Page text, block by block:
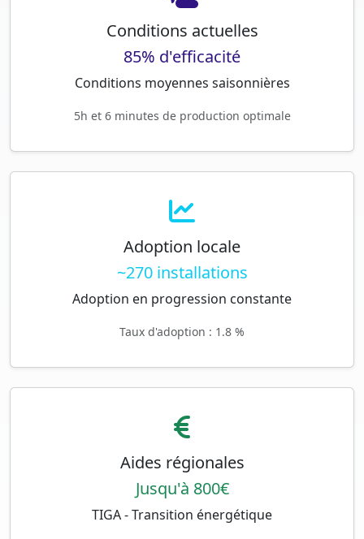
Conditions actuelles
85% d'efficacité
Conditions moyennes saisonnières
5h et 6 minutes de production optimale
Adoption locale
~270 installations
Adoption en progression constante
Taux d'adoption : 1.8 %
Aides régionales
Jusqu'à 800€
TIGA - Transition énergétique